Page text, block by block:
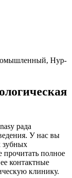
Нур-
рада
У нас вы
зубных
прочитать полное
контактные
клинику.